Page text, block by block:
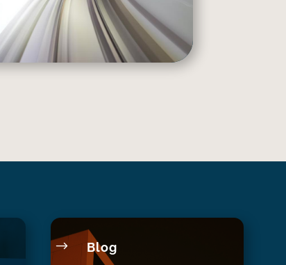
$ Blog